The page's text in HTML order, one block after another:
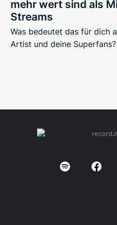
mehr wert sind als
Streams
Was bedeutet das für dich
Artist und deine Superfans?